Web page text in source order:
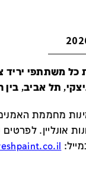
אביב, בין התאריכים
מחממת
אונליין.לפרטים
: